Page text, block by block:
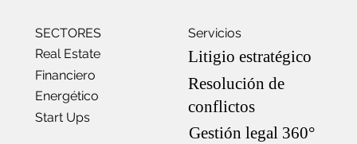
SECTORES
Real Estate
Financiero
Energético
Start Ups
Servicios
Litigio estratégico
Resolución de
conflictos
Gestión legal 360°